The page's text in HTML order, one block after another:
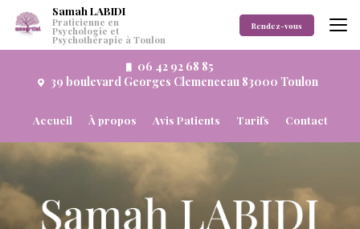
Aller
06 42 92 68 85
39 boulevard Georges Clemenceau 83000 Toulon
Accueil À propos Avis Patients Tarifs Contact
Samah LABIDI
Praticienne en
Psychologie et
Psychothérapie à Toulon
Rendez-vous